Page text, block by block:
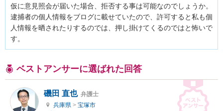
仮に意見照会が届いた場合、拒否する事は可能なのでしょうか。
逮捕者の個人情報をブログに載せていたので、許可すると私も個
人情報を晒されたりするのでは、押し掛けてくるのではと怖いで
す。
ベストアンサーに選ばれた回答
磯田 直也 弁護士
兵庫県 > 宝塚市